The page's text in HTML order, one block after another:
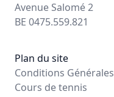
Avenue Salomé 2
BE 0475.559.821
Plan du site
Conditions Générales
Cours de tennis